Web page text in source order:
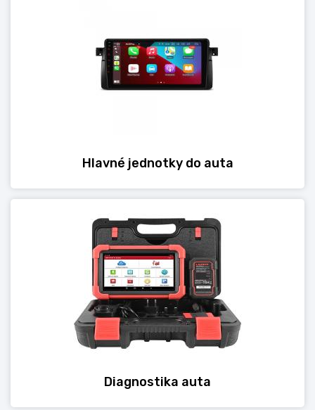
Hlavné jednotky do auta
Diagnostika auta